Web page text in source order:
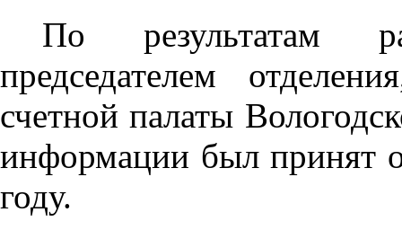
По результатам
председателем
счетной палаты
информации был принят
году.